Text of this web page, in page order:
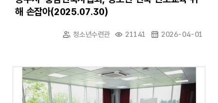
해 손잡아(2025.07.30)
청소년수련관 21141 2026-04-01